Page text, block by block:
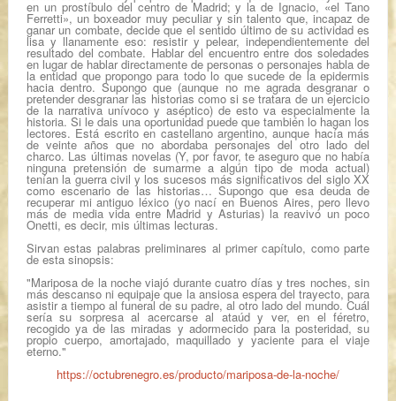
en un prostíbulo del centro de Madrid; y la de Ignacio, «el Tano
Ferretti», un boxeador muy peculiar y sin talento que, incapaz de
ganar un combate, decide que el sentido último de su actividad es
lisa y llanamente eso: resistir y pelear, independientemente del
resultado del combate. Hablar del encuentro entre dos soledades
en lugar de hablar directamente de personas o personajes habla de
la entidad que propongo para todo lo que sucede de la epidermis
hacia dentro. Supongo que (aunque no me agrada desgranar o
pretender desgranar las historias como si se tratara de un ejercicio
de la narrativa unívoco y aséptico) de esto va especialmente la
historia. Si le dais una oportunidad puede que también lo hagan los
lectores. Está escrito en castellano argentino, aunque hacía más
de veinte años que no abordaba personajes del otro lado del
charco. Las últimas novelas (Y, por favor, te aseguro que no había
ninguna pretensión de sumarme a algún tipo de moda actual)
tenían la guerra civil y los sucesos más significativos del siglo XX
como escenario de las historias… Supongo que esa deuda de
recuperar mi antiguo léxico (yo nací en Buenos Aires, pero llevo
más de media vida entre Madrid y Asturias) la reavivó un poco
Onetti, es decir, mis últimas lecturas.
Sirvan estas palabras preliminares al primer capítulo, como parte
de esta sinopsis:
"Mariposa de la noche viajó durante cuatro días y tres noches, sin
más descanso ni equipaje que la ansiosa espera del trayecto, para
asistir a tiempo al funeral de su padre, al otro lado del mundo. Cuál
sería su sorpresa al acercarse al ataúd y ver, en el féretro,
recogido ya de las miradas y adormecido para la posteridad, su
propio cuerpo, amortajado, maquillado y yaciente para el viaje
eterno."
https://octubrenegro.es/producto/mariposa-de-la-noche/